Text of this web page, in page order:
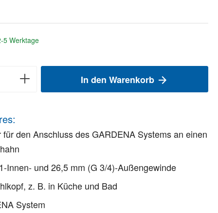
5 Werktage
In den Warenkorb
für den Anschluss des GARDENA Systems an einen
Innen- und 26,5 mm (G 3/4)-Außengewinde
z. B. in Küche und Bad
System